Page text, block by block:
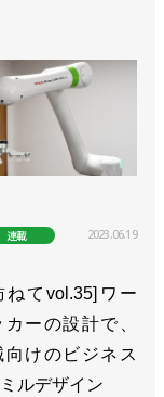
協業で自律ロ
ボットを発売
／安川電機
製造向けロボ
今期は反転増
連載 2023.06.19
ねてvol.35]ワー
ーの設計で、
向けのビジネス
ルデザイン